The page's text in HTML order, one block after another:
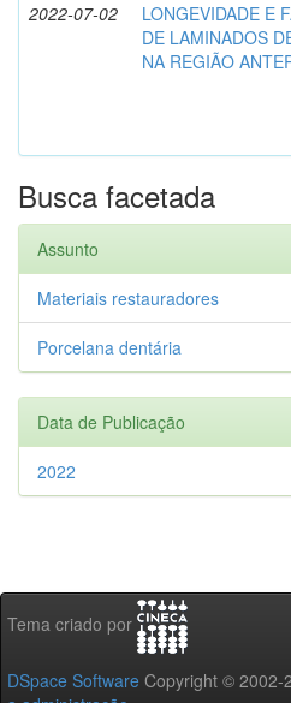
2022-07-02
LONGEVIDADE E
DE LAMINADOS
NA REGIÃO
Busca facetada
Assunto
Materiais restauradores
Porcelana dentária
Data de Publicação
2022
Tema criado por
DSpace Software Copyright © 2002-